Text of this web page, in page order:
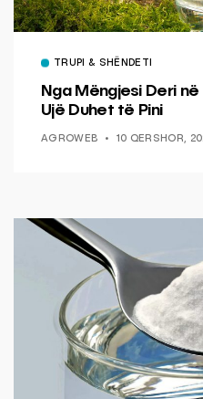
TRUPI & SHËNDETI
Nga Mëngjesi Deri
Ujë Duhet të Pini
AGROWEB 10 QERSHOR,